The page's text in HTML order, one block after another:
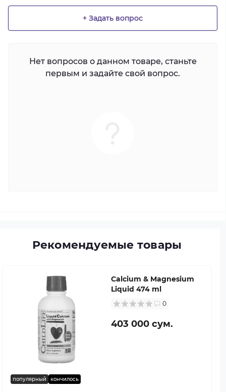
+ Задать вопрос
Нет вопросов о данном товаре, станьте
первым и задайте свой вопрос.
Рекомендуемые товары
популярный кончилось
Calcium & Magnesium
Liquid 474 ml
0
403 000 сум.